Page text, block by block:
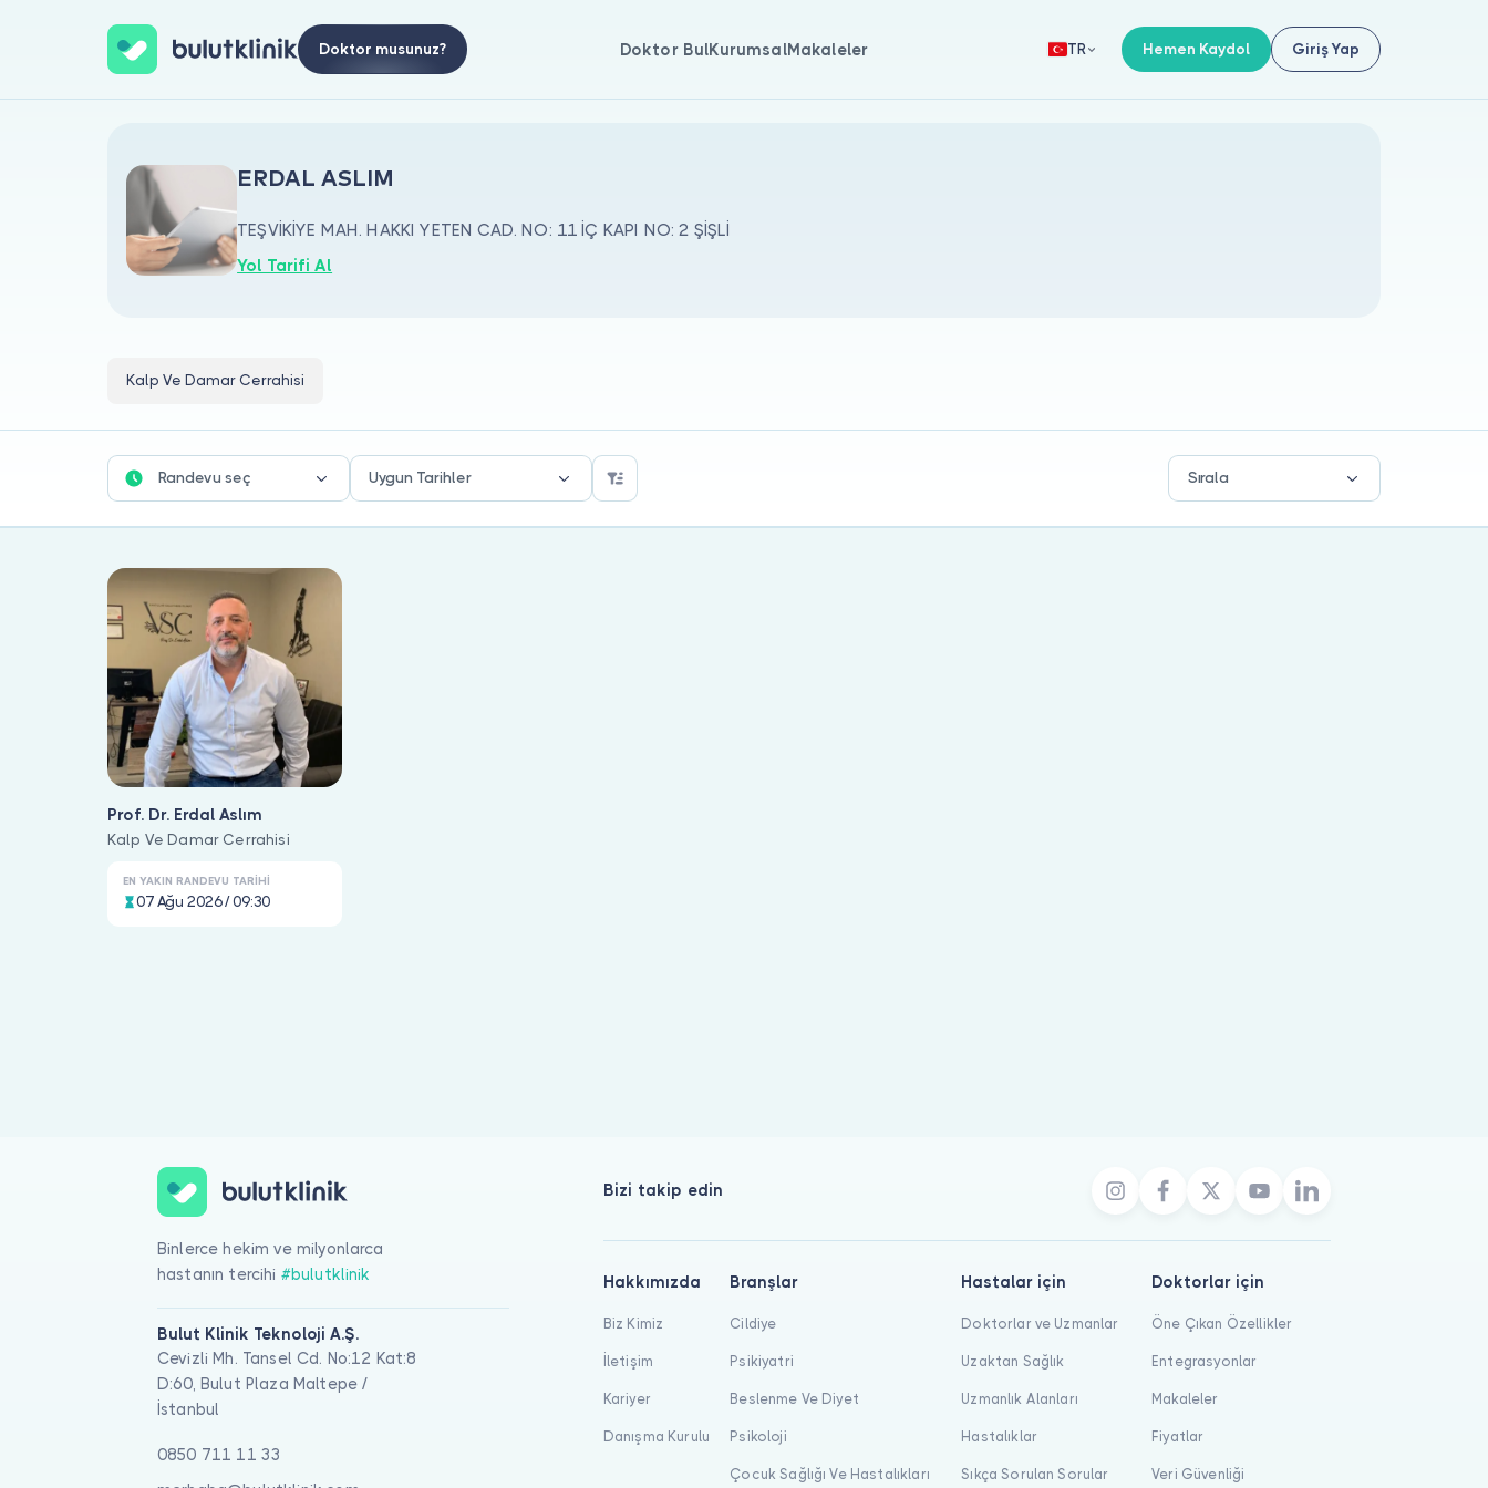
Doktor musunuz? Doktor BulKurumsalMakaleler TR Hemen Kaydol Giriş Yap
ERDAL ASLIM
TEŞVİKİYE MAH. HAKKI YETEN CAD. NO: 11 İÇ KAPI NO: 2 ŞİŞLİ
Yol Tarifi Al
Kalp Ve Damar Cerrahisi
Randevu seç Uygun Tarihler Sırala
Prof. Dr. Erdal Aslım
Kalp Ve Damar Cerrahisi
EN YAKIN RANDEVU TARIHI
07 Ağu 2026 / 09:30
Binlerce hekim ve milyonlarca
hastanın tercihi #bulutklinik
Bulut Klinik Teknoloji A.Ş.
Cevizli Mh. Tansel Cd. No:12 Kat:8
D:60, Bulut Plaza Maltepe /
İstanbul
0850 711 11 33
Bizi takip edin
Hakkımızda
Biz Kimiz
İletişim
Kariyer
Danışma Kurulu
Branşlar
Cildiye
Psikiyatri
Beslenme Ve Diyet
Psikoloji
Çocuk Sağlığı Ve Hastalıkları
Hastalar için
Doktorlar ve Uzmanlar
Uzaktan Sağlık
Uzmanlık Alanları
Hastalıklar
Sıkça Sorulan Sorular
Doktorlar için
Öne Çıkan Özellikler
Entegrasyonlar
Makaleler
Fiyatlar
Veri Güvenliği